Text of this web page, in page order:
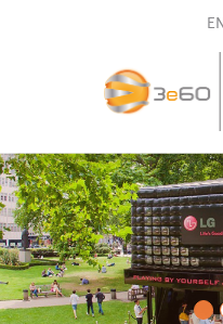
IL GRUPPO
NEWSLETTER
CONTATTI